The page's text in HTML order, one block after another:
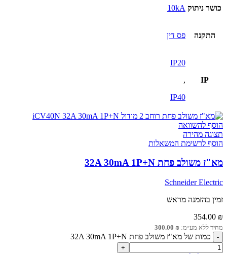
כושר ניתוק 10kA
התקנה פס דין
IP
IP20
,
IP40
הוסף להשוואה
תצוגה מהירה
הוסף לרשימת המשאלות
מא"ז משולב פחת 32A 30mA 1P+N
Schneider Electric
זמין בהזמנה מראש
354.00 ₪
מחיר ללא מע״מ: 300.00 ₪
כמות של מא"ז משולב פחת 32A 30mA 1P+N